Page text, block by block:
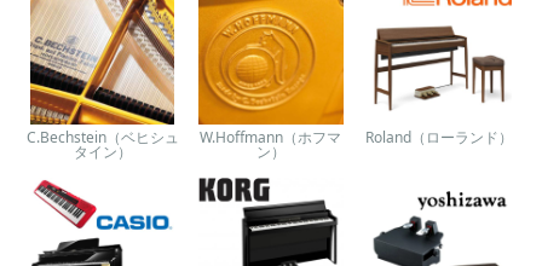
C.Bechstein（ベヒシュ
タイン）
W.Hoffmann（ホフマ
ン）
Roland（ローランド）